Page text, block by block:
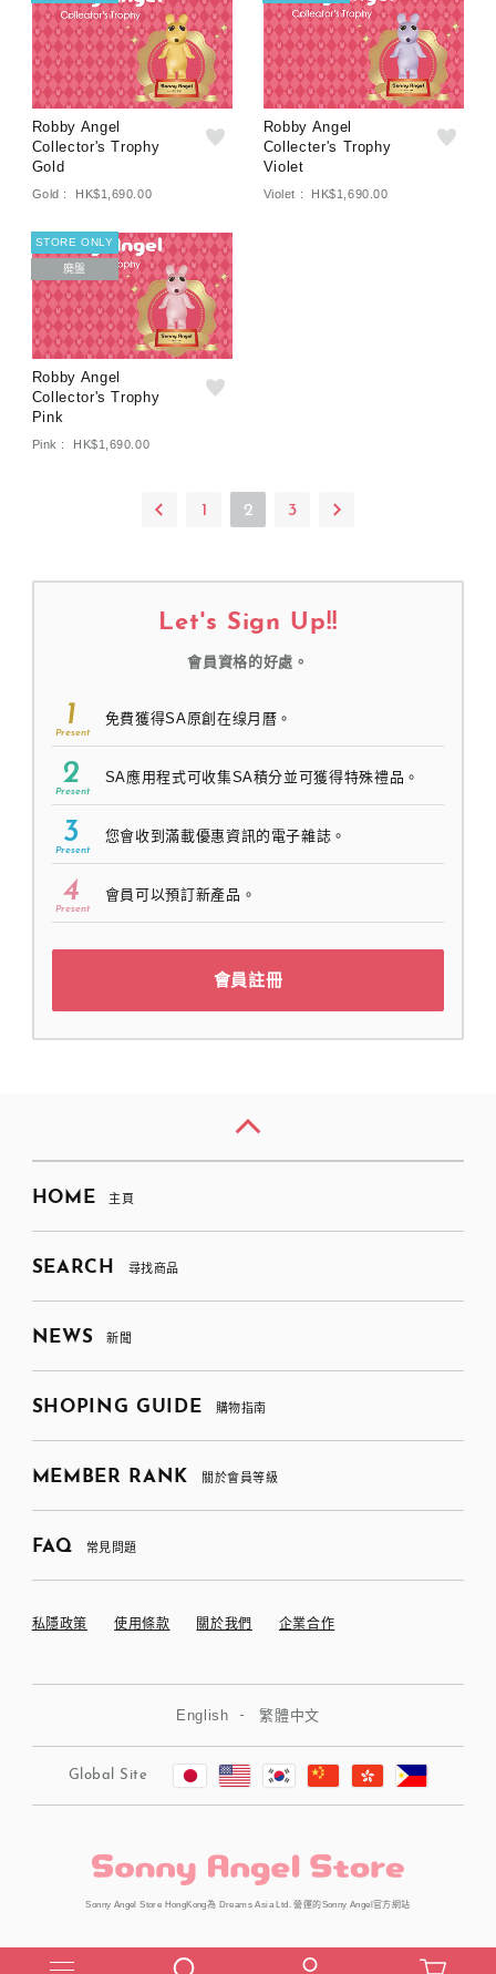
Robby Angel
Collector's Trophy
Gold
Gold : HK$1,690.00
Robby Angel
Collecter's Trophy
Violet
Violet : HK$1,690.00
STORE ONLY
廃盤
Robby Angel
Collector's Trophy
Pink
Pink : HK$1,690.00
1 2 3
Let's Sign Up!!
會員資格的好處。
1
Present
免費獲得SA原創在缐月曆。
2
Present
SA應用程式可收集SA積分並可獲得特殊禮品。
3
Present
您會收到滿載優惠資訊的電子雜誌。
4
Present
會員可以預訂新產品。
會員註冊
HOME 主頁
SEARCH 尋找商品
NEWS 新聞
SHOPING GUIDE 購物指南
MEMBER RANK 關於會員等級
FAQ 常見問題
私隱政策 使用條款 關於我們 企業合作
English 繁體中文
Global Site
Sonny Angel Store HongKong為 Dreams Asia Ltd. 營運的Sonny Angel官方網站
Copyright © Dreams Asia Ltd. All Rights Reserved.